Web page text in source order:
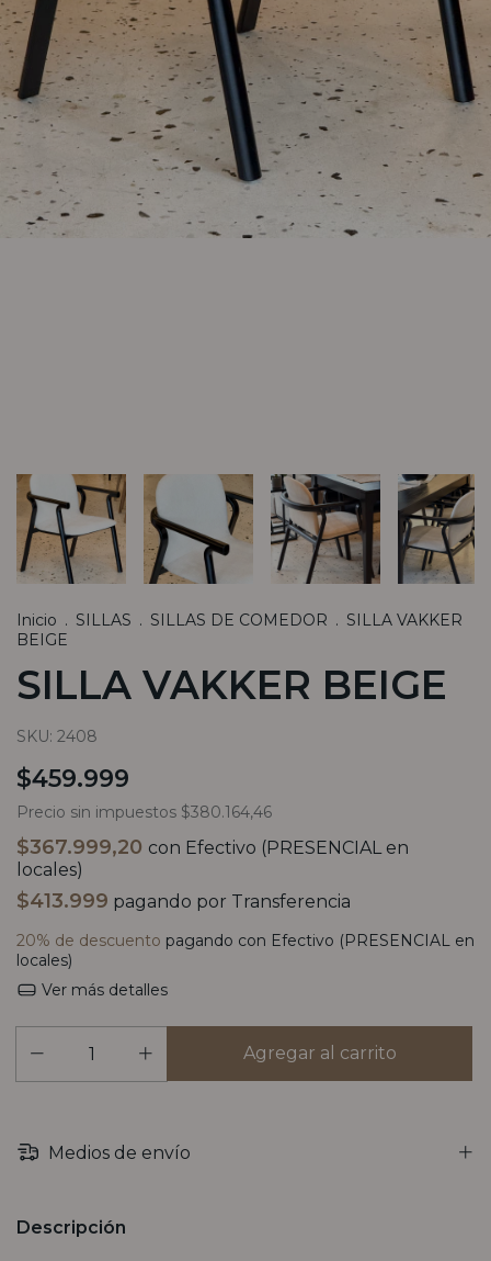
Inicio . SILLAS . SILLAS DE COMEDOR . SILLA VAKKER
BEIGE
SILLA VAKKER BEIGE
SKU: 2408
$459.999
Precio sin impuestos $380.164,46
$367.999,20 con Efectivo (PRESENCIAL en
locales)
$413.999 pagando por Transferencia
20% de descuento pagando con Efectivo (PRESENCIAL en
locales)
Ver más detalles
Medios de envío
Descripción